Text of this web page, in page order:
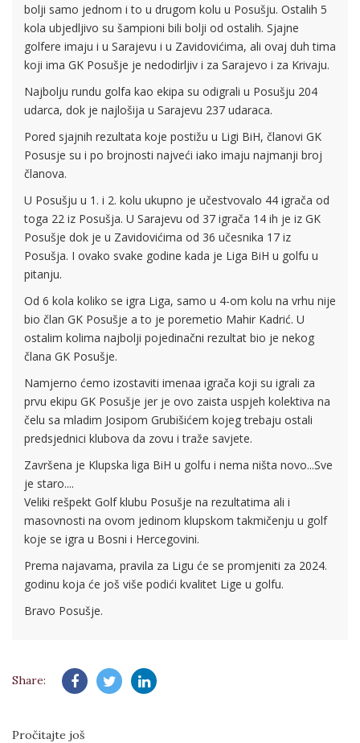
bolji samo jednom i to u drugom kolu u Posušju. Ostalih 5
kola ubjedljivo su šampioni bili bolji od ostalih. Sjajne
golfere imaju i u Sarajevu i u Zavidovićima, ali ovaj duh tima
koji ima GK Posušje je nedodirljiv i za Sarajevo i za Krivaju.
Najbolju rundu golfa kao ekipa su odigrali u Posušju 204
udarca, dok je najlošija u Sarajevu 237 udaraca.
Pored sjajnih rezultata koje postižu u Ligi BiH, članovi GK
Posusje su i po brojnosti najveći iako imaju najmanji broj
članova.
U Posušju u 1. i 2. kolu ukupno je učestvovalo 44 igrača od
toga 22 iz Posušja. U Sarajevu od 37 igrača 14 ih je iz GK
Posušje dok je u Zavidovićima od 36 učesnika 17 iz
Posušja. I ovako svake godine kada je Liga BiH u golfu u
pitanju.
Od 6 kola koliko se igra Liga, samo u 4-om kolu na vrhu nije
bio član GK Posušje a to je poremetio Mahir Kadrić. U
ostalim kolima najbolji pojedinačni rezultat bio je nekog
člana GK Posušje.
Namjerno ćemo izostaviti imenaa igrača koji su igrali za
prvu ekipu GK Posušje jer je ovo zaista uspjeh kolektiva na
čelu sa mladim Josipom Grubišićem kojeg trebaju ostali
predsjednici klubova da zovu i traže savjete.
Završena je Klupska liga BiH u golfu i nema ništa novo...Sve
je staro....
Veliki rešpekt Golf klubu Posušje na rezultatima ali i
masovnosti na ovom jedinom klupskom takmičenju u golf
koje se igra u Bosni i Hercegovini.
Prema najavama, pravila za Ligu će se promjeniti za 2024.
godinu koja će još više podići kvalitet Lige u golfu.
Bravo Posušje.
Share:
Pročitajte još